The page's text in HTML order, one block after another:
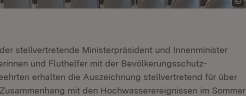
stellvertretende Ministerpräsident und Innenminister
und Fluthelfer mit der Bevölkerungsschutz-
erhalten die Auszeichnung stellvertretend für über
mit den Hochwasserereignissen im Sommer